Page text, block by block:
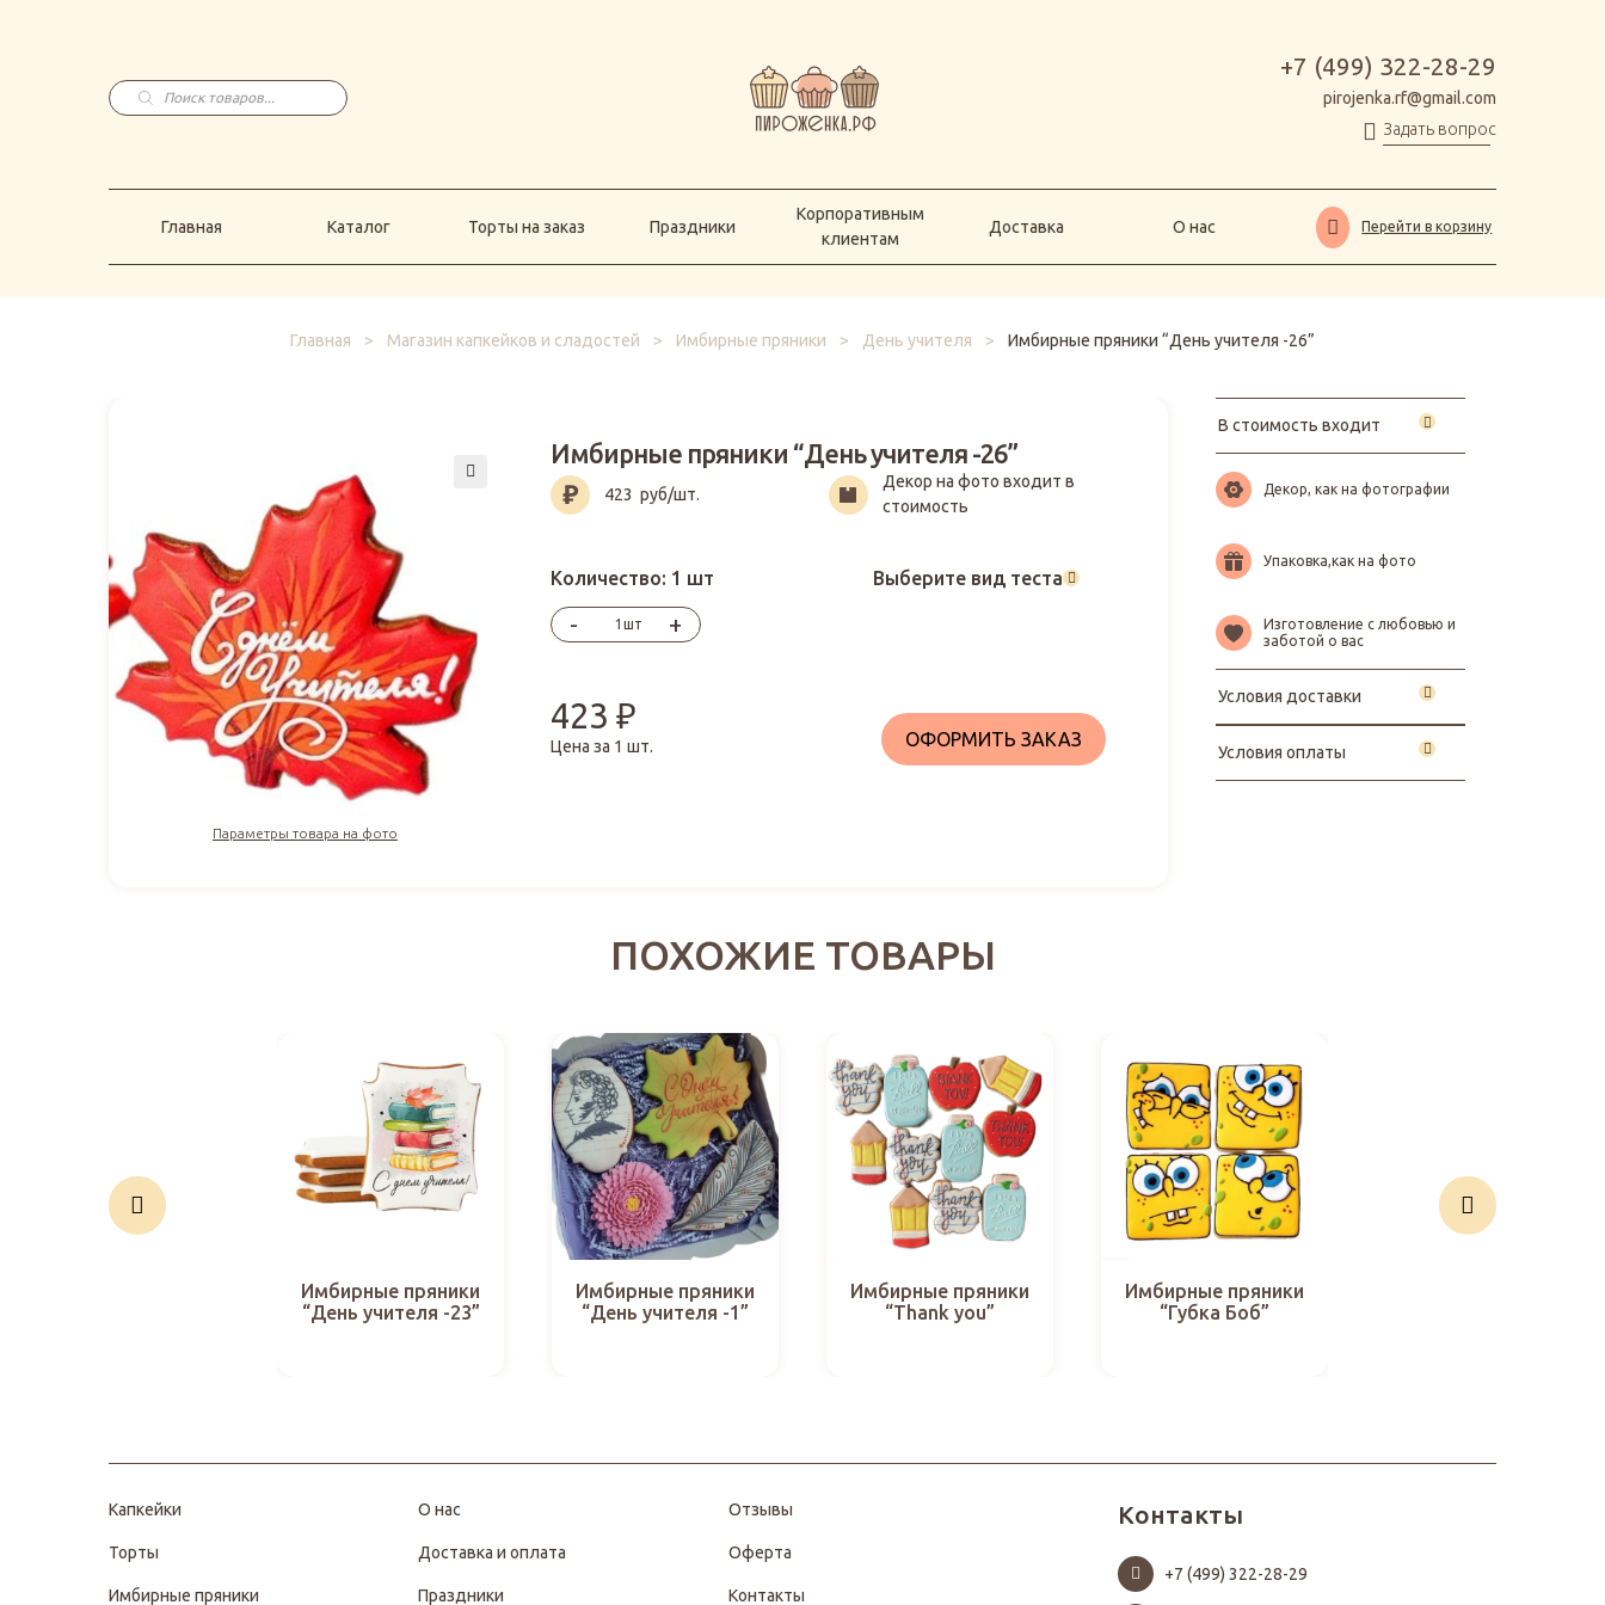
Поиск
товаров
+7 (499) 322-28-29
pirojenka.rf@gmail.com
Задать вопрос
Главная Каталог Торты на заказ Праздники
Корпоративным
клиентам
Доставка О нас Перейти в корзину
Главная > Магазин капкейков и сладостей > Имбирные пряники > День учителя > Имбирные пряники “День учителя -26”
Параметры товара на фото
Имбирные пряники “День учителя -26”
423 руб/шт.
Декор на фото входит в
стоимость
Количество: 1 шт
- шт +
Выберите вид теста
423₽
Цена за 1 шт. ОФОРМИТЬ ЗАКАЗ
В стоимость входит
Декор, как на фотографии
Упаковка,как на фото
Изготовление с любовью и
заботой о вас
Условия доставки
Условия оплаты
ПОХОЖИЕ ТОВАРЫ
Имбирные пряники
“День учителя -23”
Имбирные пряники
“День учителя -1”
Имбирные пряники
“Thank you”
Имбирные пряники
“Губка Боб”
Капкейки
Торты
Имбирные пряники
О нас
Доставка и оплата
Праздники
Отзывы
Оферта
Контакты
Контакты
+7 (499) 322-28-29